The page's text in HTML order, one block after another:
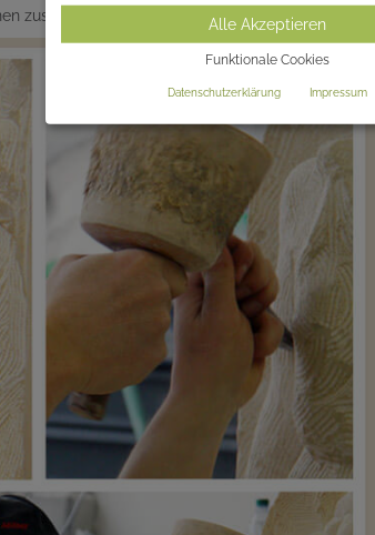
zusammen einen individuellen Grabmalentwurf.
Alle Akzeptieren
Funktionale Cookies
Datenschutzerklärung Impressum